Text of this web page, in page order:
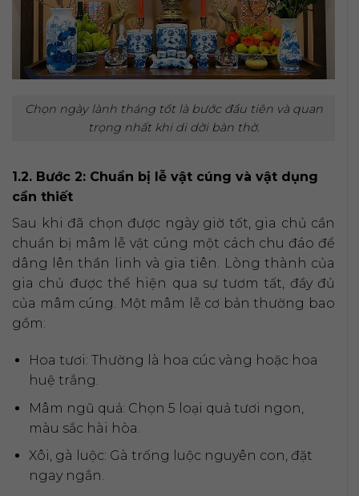
Chọn ngày lành tháng tốt là bước đầu tiên và quan
trọng nhất khi di dời bàn thờ.
1.2. Bước 2: Chuẩn bị lễ vật cúng và vật dụng
cần thiết
Sau khi đã chọn được ngày giờ tốt, gia chủ cần
chuẩn bị mâm lễ vật cúng một cách chu đáo để
dâng lên thần linh và gia tiên. Lòng thành của
gia chủ được thể hiện qua sự tươm tất, đầy đủ
của mâm cúng. Một mâm lễ cơ bản thường bao
gồm:
Hoa tươi: Thường là hoa cúc vàng hoặc hoa
huệ trắng.
Mâm ngũ quả: Chọn 5 loại quả tươi ngon,
màu sắc hài hòa.
Xôi, gà luộc: Gà trống luộc nguyên con, đặt
ngay ngắn.